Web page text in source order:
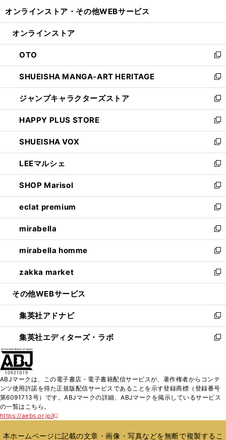
開
ン
ウ
で
開
く
ウ
ン
ド
ウ
で
開
く
オンラインストア・ その他WEBサービス
オンラインストア
OTO
新
し
い
ウ
ィ
ン
ド
ウ
で
開
く
SHUEISHA MANGA-ART HERITAGE
新
し
い
ウ
ィ
ン
ド
ウ
で
開
く
ジャンプキャラクターズストア
新
し
い
ウ
ィ
ン
ド
ウ
で
開
く
HAPPY PLUS STORE
新
し
い
ウ
ィ
ン
ド
ウ
で
開
く
SHUEISHA VOX
新
し
い
ウ
ィ
ン
ド
ウ
で
開
く
LEEマルシェ
新
し
い
ウ
ィ
ン
ド
ウ
で
開
く
SHOP Marisol
新
し
い
ウ
ィ
ン
ド
ウ
で
開
eclat premium
新
し
い
ウ
ィ
ン
ド
ウ
開
く
mirabella
新
し
い
ウ
ィ
ン
ウ
で
開
く
mirabella homme
新
し
い
ウ
ン
ド
ウ
で
zakka market
新
し
ウ
ィ
ン
ド
く
その他WEBサービス
集英社アドナビ
新
し
い
ド
ウ
で
集英社エディターズ・ラボ
新
ィ
ン
ド
開
ABJマークは、この電子書店・電子書籍配信サービスが、著作権者からコンテ
ンツ使用許諾を得た正規版配信サービスであることを示す登録商標（登録番号
第6091713号）です。ABJマークの詳細、ABJマークを掲示しているサービス
の一覧はこちら。
https://aebs.or.jp/
新
い
本ホームページに記載の文章・画像・写真などを無断で複製するこ